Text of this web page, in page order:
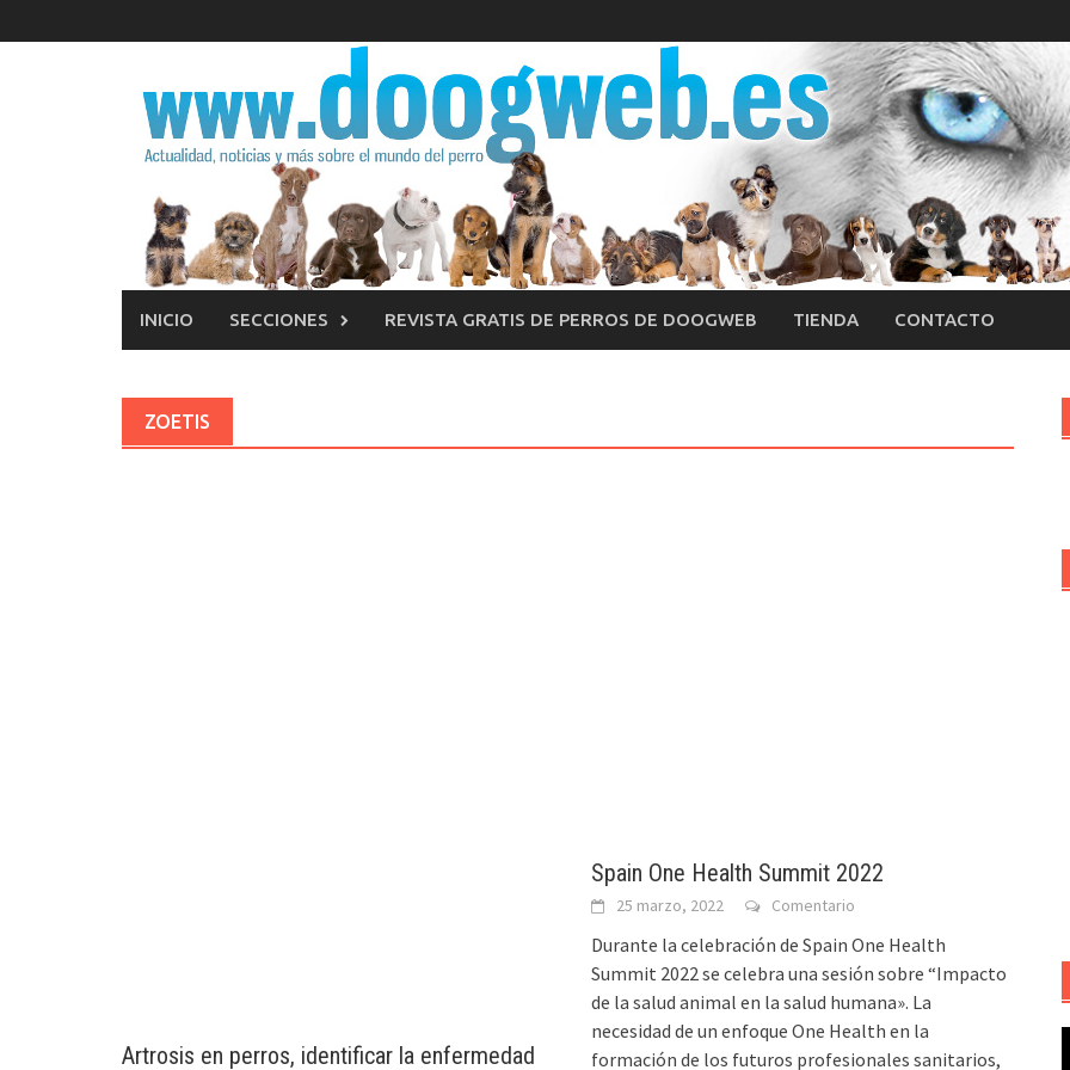
al
INICIO SECCIONES REVISTA GRATIS DE PERROS DE DOOGWEB TIENDA CONTACTO
ZOETIS
Artrosis en perros, identificar la enfermedad
Spain One Health Summit 2022
25 marzo, 2022 Comentario
Durante la celebración de Spain One Health
Summit 2022 se celebra una sesión sobre “Impacto
de la salud animal en la salud humana». La
necesidad de un enfoque One Health en la
formación de los futuros profesionales sanitarios,